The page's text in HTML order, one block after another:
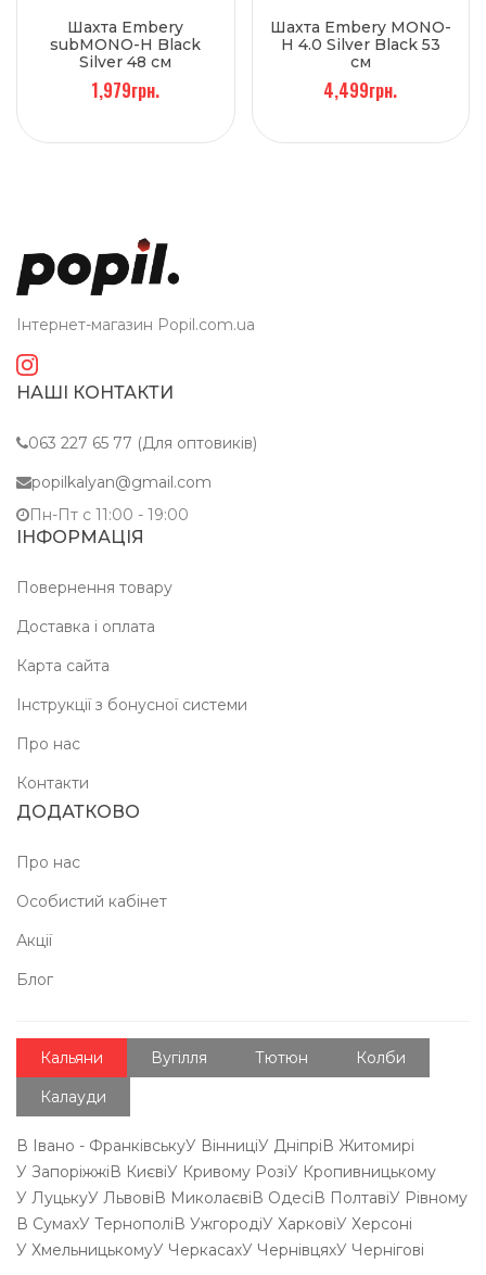
Шахта Embery
subMONO-H Black
Silver 48 см
1,979грн.
Шахта Embery MONO-
H 4.0 Silver Black 53
см
4,499грн.
Інтернет-магазин Popil.com.ua
НАШІ КОНТАКТИ
063 227 65 77 (Для оптовиків)
popilkalyan@gmail.com
Пн-Пт c 11:00 - 19:00
ІНФОРМАЦІЯ
Повернення товару
Доставка і оплата
Карта сайта
Інструкції з бонусної системи
Про нас
Контакти
ДОДАТКОВО
Про нас
Особистий кабінет
Акції
Блог
Кальяни Вугілля Тютюн
Колби
Калауди
В Івано - ФранківськуУ ВінниціУ ДніпріВ Житомирі
У ЗапоріжжіВ КиєвіУ Кривому РозіУ Кропивницькому
У ЛуцькуУ ЛьвовіВ МиколаєвіВ ОдесіВ ПолтавіУ Рівному
В СумахУ ТернополіВ УжгородіУ ХарковіУ Херсоні
У ХмельницькомуУ ЧеркасахУ ЧернівцяхУ Чернігові